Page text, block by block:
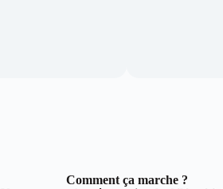
Comment ça marche ?